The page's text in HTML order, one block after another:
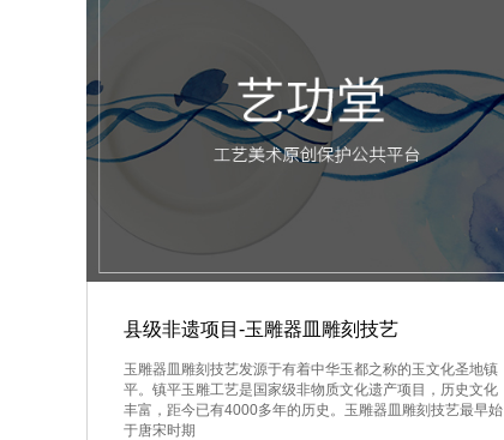
县级非遗项目-玉雕器皿雕刻技艺
玉雕器皿雕刻技艺发源于有着中华玉都之称的玉文化圣地镇
平。镇平玉雕工艺是国家级非物质文化遗产项目，历史文化
丰富，距今已有4000多年的历史。玉雕器皿雕刻技艺最早始
于唐宋时期